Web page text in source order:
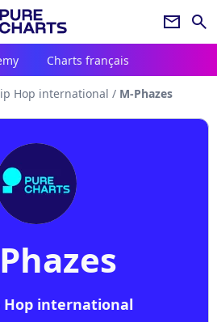
newsletter search
Charts français
Hop international / M-Phazes
Hop international